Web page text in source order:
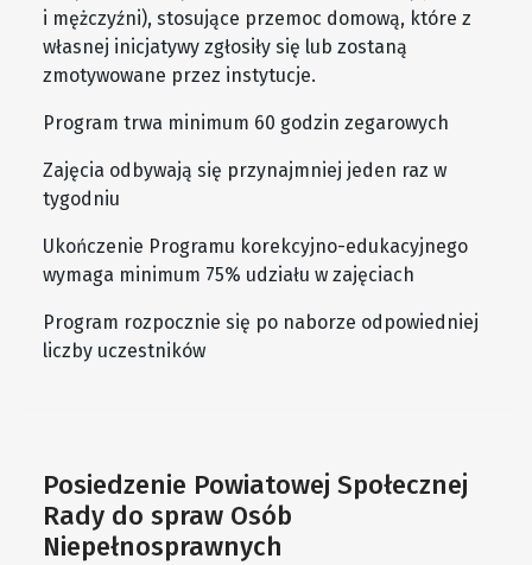
i mężczyźni), stosujące przemoc domową, które z
własnej inicjatywy zgłosiły się lub zostaną
zmotywowane przez instytucje.
Program trwa minimum 60 godzin zegarowych
Zajęcia odbywają się przynajmniej jeden raz w
tygodniu
Ukończenie Programu korekcyjno-edukacyjnego
wymaga minimum 75% udziału w zajęciach
Program rozpocznie się po naborze odpowiedniej
liczby uczestników
Posiedzenie Powiatowej Społecznej
Rady do spraw Osób
Niepełnosprawnych